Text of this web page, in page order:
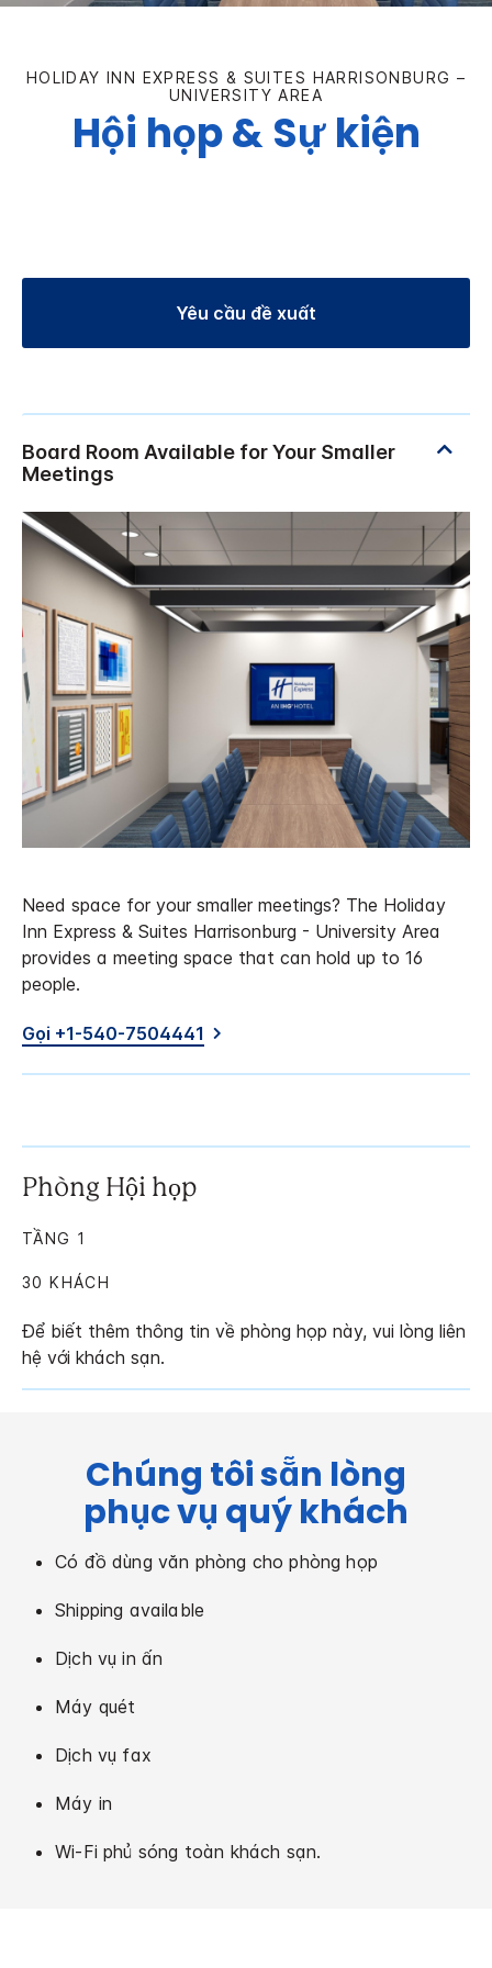
HOLIDAY INN EXPRESS & SUITES HARRISONBURG –
UNIVERSITY AREA
Hội họp & Sự kiện
Yêu cầu đề xuất
Need space for your smaller meetings? The Holiday
Inn Express & Suites Harrisonburg - University Area
provides a meeting space that can hold up to 16
people.
Gọi +1-540-7504441
Phòng Hội họp
Để biết thêm thông tin về phòng họp này, vui lòng liên
hệ với khách sạn.
TẦNG 1
30 KHÁCH
Chúng tôi sẵn lòng
phục vụ quý khách
Có đồ dùng văn phòng cho phòng họp
Shipping available
Dịch vụ in ấn
Máy quét
Dịch vụ fax
Máy in
Wi-Fi phủ sóng toàn khách sạn.